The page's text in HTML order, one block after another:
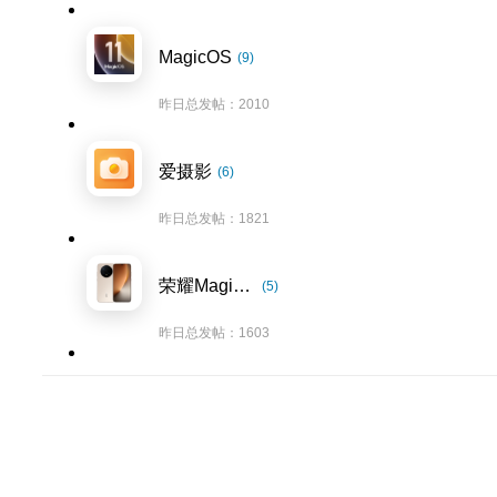
MagicOS (9)
昨日总发帖：2010
爱摄影 (6)
昨日总发帖：1821
荣耀Magic8系列 (5)
昨日总发帖：1603